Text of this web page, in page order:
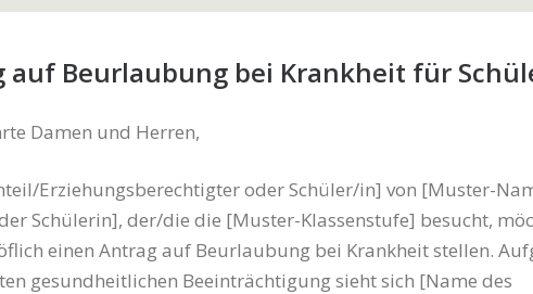
auf Beurlaubung bei Krankheit für
Damen und Herren,
Erziehungsberechtigter oder Schüler/in] von [Muster-
Schülerin], der/die die [Muster-Klassenstufe] besucht,
einen Antrag auf Beurlaubung bei Krankheit stellen.
gesundheitlichen Beeinträchtigung sieht sich [Name des